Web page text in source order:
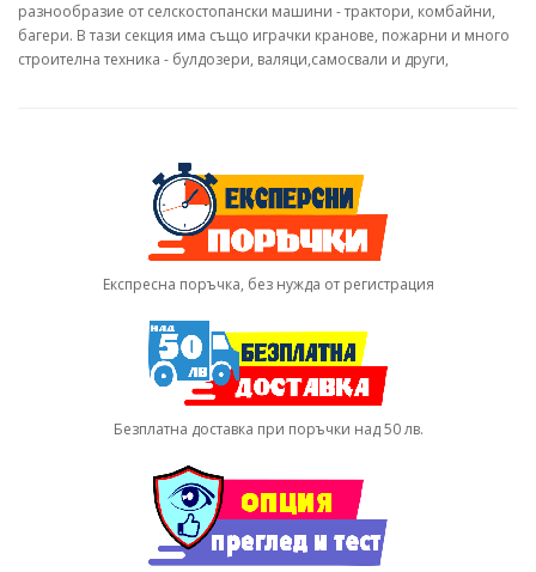
разнообразие от селскостопански машини - трактори, комбайни,
багери. В тази секция има също играчки кранове, пожарни и много
строителна техника - булдозери, валяци,самосвали и други,
Експресна поръчка, без нужда от регистрация
Безплатна доставка при поръчки над 50 лв.